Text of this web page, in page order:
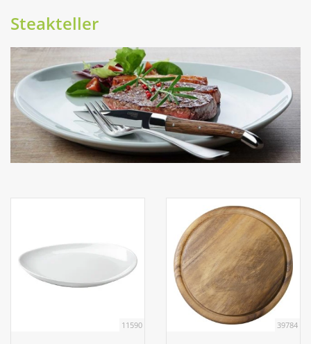
Gedeckter Tisch
Buffet
Fingerfood
Aufsteller
Tafeln
Steakteller
11590 39784